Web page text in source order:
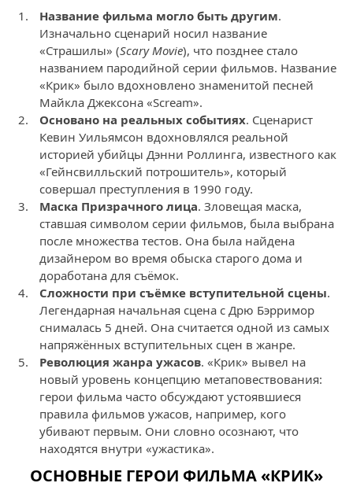
Название фильма могло быть другим.
Изначально сценарий носил название
«Страшилы» (Scary Movie), что позднее стало
названием пародийной серии фильмов. Название
«Крик» было вдохновлено знаменитой песней
Майкла Джексона «Scream».
Основано на реальных событиях. Сценарист
Кевин Уильямсон вдохновлялся реальной
историей убийцы Дэнни Роллинга, известного как
«Гейнсвилльский потрошитель», который
совершал преступления в 1990 году.
Маска Призрачного лица. Зловещая маска,
ставшая символом серии фильмов, была выбрана
после множества тестов. Она была найдена
дизайнером во время обыска старого дома и
доработана для съёмок.
Сложности при съёмке вступительной сцены.
Легендарная начальная сцена с Дрю Бэрримор
снималась 5 дней. Она считается одной из самых
напряжённых вступительных сцен в жанре.
Революция жанра ужасов. «Крик» вывел на
новый уровень концепцию метаповествования:
герои фильма часто обсуждают устоявшиеся
правила фильмов ужасов, например, кого
убивают первым. Они словно осознают, что
находятся внутри «ужастика».
ОСНОВНЫЕ ГЕРОИ ФИЛЬМА «КРИК»